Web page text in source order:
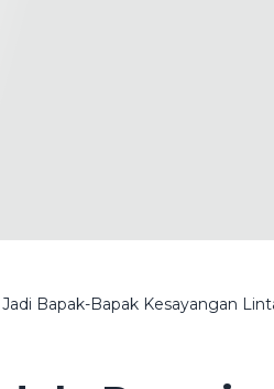
Bapak-Bapak Kesayangan